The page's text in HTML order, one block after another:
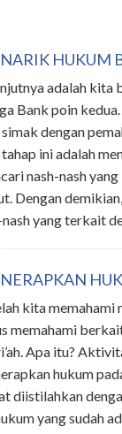
HUKUM
adalah kita
Bank poin
dengan
ini adalah
nash-nash
Dengan
yang terkait
kita
memahami
Apa itu?
hukum
diistilahkan
yang sudah